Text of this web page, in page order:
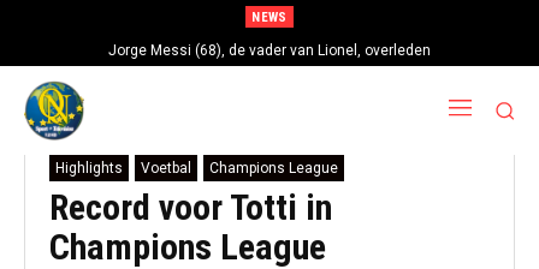
NEWS
Jorge Messi (68), de vader van Lionel, overleden
Highlights Voetbal Champions League
Record voor Totti in
Champions League